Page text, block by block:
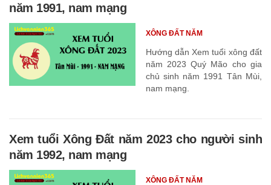
năm 1991, nam mạng
Hướng dẫn Xem tuổi xông đất
năm 2023 Quý Mão cho gia
chủ sinh năm 1991 Tân Mùi,
nam mạng.
XÔNG ĐẤT NĂM
Xem tuổi Xông Đất năm 2023 cho người sinh
năm 1992, nam mạng
XÔNG ĐẤT NĂM